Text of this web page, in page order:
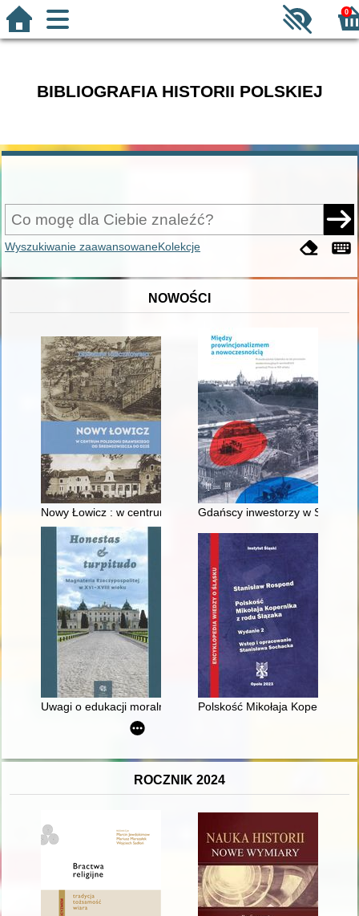
0
BIBLIOGRAFIA HISTORII POLSKIEJ
Wyszukiwanie zaawansowaneKolekcje
NOWOŚCI
Nowy Łowicz : w centrum poligonu drawskiego od
Gdańscy inwestorzy w
Uwagi o edukacji moralnej synów szlacheckich w XVI-
Polskość Mikołaja Kopernika z
ROCZNIK 2024